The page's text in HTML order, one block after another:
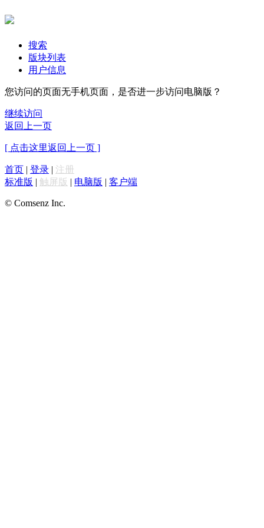
搜索
版块列表
用户信息
您访问的页面无手机页面，是否进一步访问电脑版？
继续访问
返回上一页
[ 点击这里返回上一页 ]
首页 | 登录 | 注册
标准版 | 触屏版 | 电脑版 | 客户端
© Comsenz Inc.